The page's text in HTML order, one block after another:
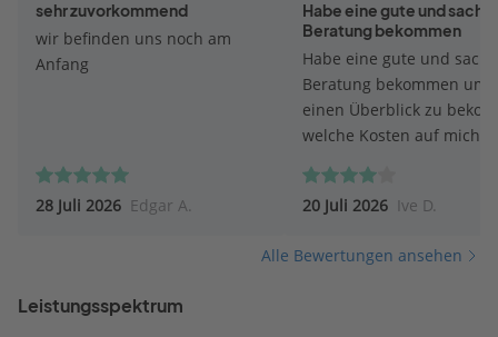
sehr zuvorkommend
wir befinden uns noch am
Anfang
28 Juli 2026 Edgar A.
Habe eine gute und
Beratung bekommen
Habe eine gute und
Beratung bekommen um
einen Überblick zu
welche Kosten auf mich
Beratung ist mein
meine Wünsche
und Beschreibungen
20 Juli 2026 Ive D.
Alle Bewertungen ansehen
Leistungsspektrum